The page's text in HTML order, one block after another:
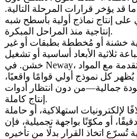
قد يؤخر قرارات المرحلة التالية.
إنتاج نماذج أولية بأسطح شبه
إنتاجية منذ المراحل المبكرة.
خشنة أو مُخططة بطبقات أو غير
ثلاثية الأبعاد أساسية أو تشغيل
خشن. في Neway، ندمج استراتيجيات تشطيب متقدمة مع المواد
كل نموذج أولي قوامًا واقعيًا،
جمالية—من دون انتظار أدوات
إنتاج كاملة.
لإلكترونيات استهلاكية، أو حاملة
أو مكوّنًا بواجهة تجميلية، فإن